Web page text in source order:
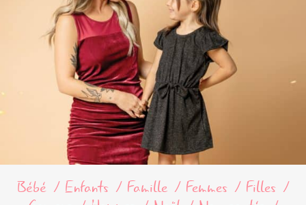
Bébé Enfants Famille Femmes
Filles